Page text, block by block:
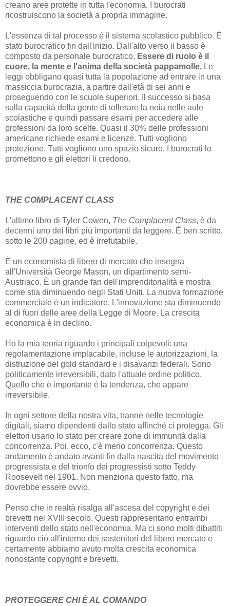
creano aree protette in tutta l'economia. I burocrati
ricostruiscono la società a propria immagine.
L'essenza di tal processo è il sistema scolastico pubblico. È
stato burocratico fin dall'inizio. Dall'alto verso il basso è
composto da personale burocratico. Essere di ruolo è il
cuore, la mente e l'anima della società pappamolle. Le
leggi obbligano quasi tutta la popolazione ad entrare in una
massiccia burocrazia, a partire dall'età di sei anni e
proseguendo con le scuole superiori. Il successo si basa
sulla capacità della gente di tollerare la noia nelle aule
scolastiche e quindi passare esami per accedere alle
professioni da loro scelte. Quasi il 30% delle professioni
americane richiede esami e licenze. Tutti vogliono
protezione. Tutti vogliono uno spazio sicuro. I burocrati lo
promettono e gli elettori li credono.
THE COMPLACENT CLASS
L'ultimo libro di Tyler Cowen, The Complacent Class, è da
decenni uno dei libri più importanti da leggere. È ben scritto,
sotto le 200 pagine, ed è irrefutabile.
È un economista di libero di mercato che insegna
all'Università George Mason, un dipartimento semi-
Austriaco. È un grande fan dell'imprenditorialità e mostra
come stia diminuendo negli Stati Uniti. La nuova formazione
commerciale è un indicatore. L'innovazione sta diminuendo
al di fuori delle aree della Legge di Moore. La crescita
economica è in declino.
Ho la mia teoria riguardo i principali colpevoli: una
regolamentazione implacabile, incluse le autorizzazioni, la
distruzione del gold standard e i disavanzi federali. Sono
politicamente irreversibili, dato l'attuale ordine politico.
Quello che è importante è la tendenza, che appare
irreversibile.
In ogni settore della nostra vita, tranne nelle tecnologie
digitali, siamo dipendenti dallo stato affinché ci protegga. Gli
elettori usano lo stato per creare zone di immunità dalla
concorrenza. Poi, ecco, c'è meno concorrenza. Questo
andamento è andato avanti fin dalla nascita del movimento
progressista e del trionfo dei progressisti sotto Teddy
Roosevelt nel 1901. Non menziona questo fatto, ma
dovrebbe essere ovvio.
Penso che in realtà risalga all'ascesa del copyright e dei
brevetti nel XVIII secolo. Questi rappresentano entrambi
interventi dello stato nell'economia. Ma ci sono molti dibattiti
riguardo ciò all'interno dei sostenitori del libero mercato e
certamente abbiamo avuto molta crescita economica
nonostante copyright e brevetti.
PROTEGGERE CHI È AL COMANDO